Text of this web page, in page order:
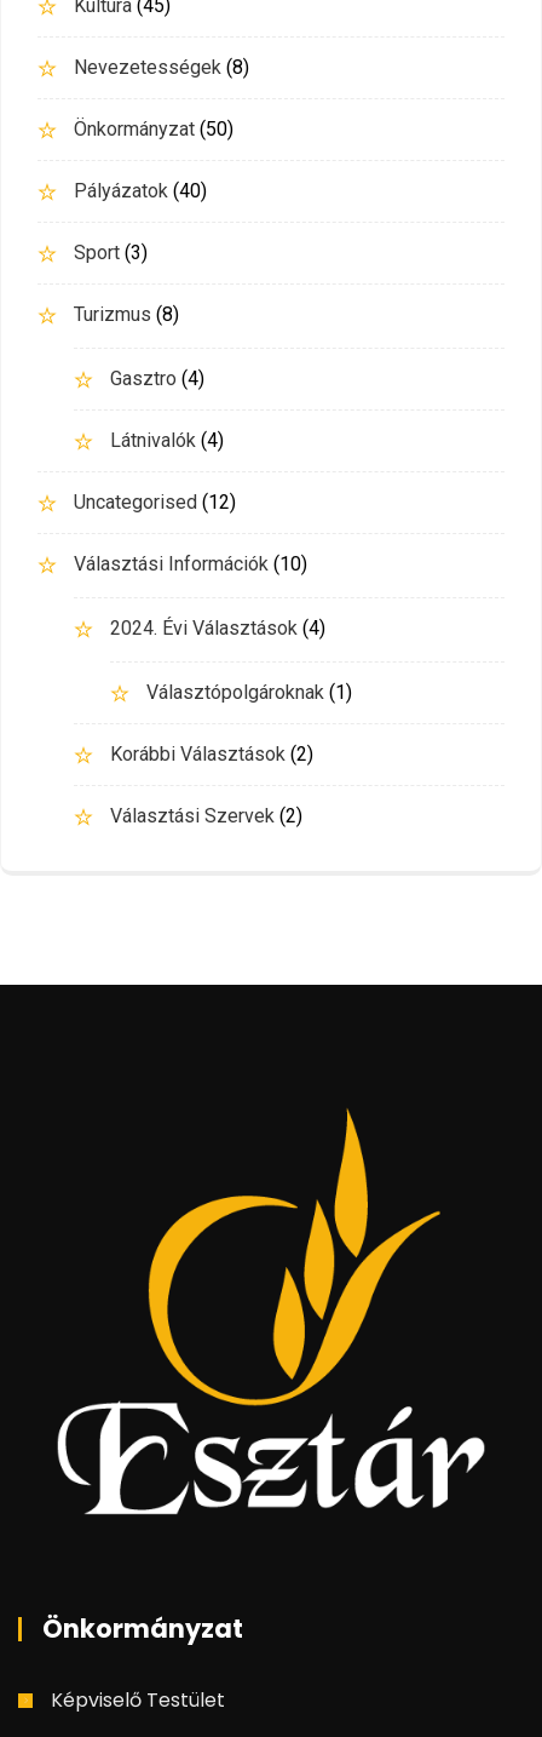
Kultúra (45)
Nevezetességek (8)
Önkormányzat (50)
Pályázatok (40)
Sport (3)
Turizmus (8)
Gasztro (4)
Látnivalók (4)
Uncategorised (12)
Választási Információk (10)
2024. Évi Választások (4)
Választópolgároknak (1)
Korábbi Választások (2)
Választási Szervek (2)
Önkormányzat
Képviselő Testület